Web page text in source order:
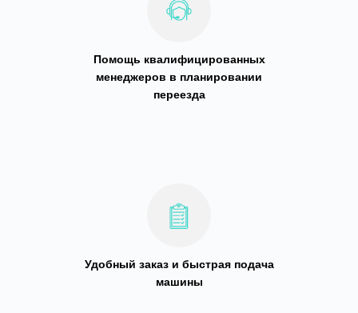
Помощь квалифицированных
менеджеров в планировании
переезда
Удобный заказ и быстрая подача
машины